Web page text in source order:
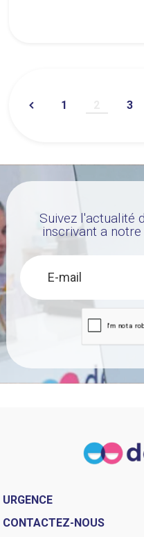
1 3
Suivez l'actualité
inscrivant a
URGENCE
CONTACTEZ-NOUS